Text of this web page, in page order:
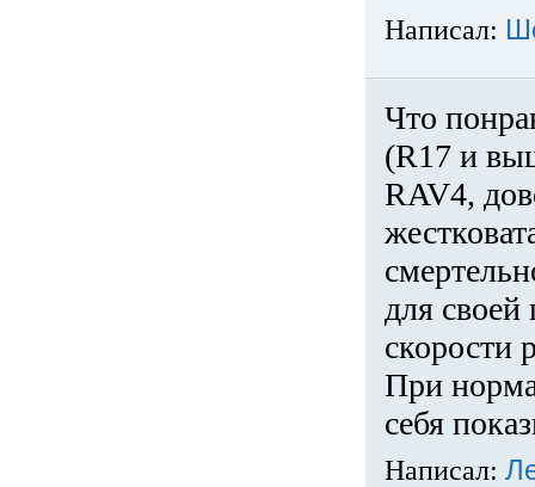
Написал:
Что
(R17 и
RAV4,
для
скорости
При
себя
Написал: